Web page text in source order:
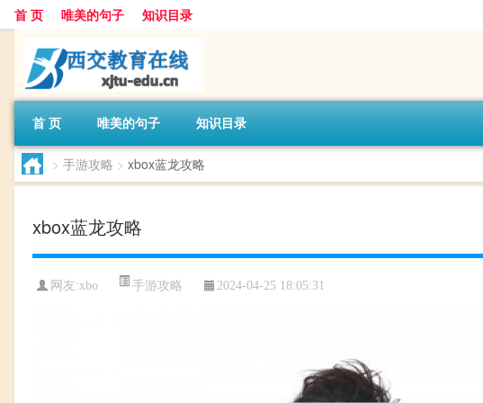
首 页 唯美的句子 知识目录
首 页 唯美的句子 知识目录
> 手游攻略 > xbox蓝龙攻略
xbox蓝龙攻略
网友:xbo 手游攻略 2024-04-25 18:05:31